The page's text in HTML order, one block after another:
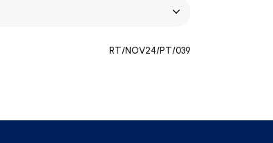
RT/NOV24/PT/039